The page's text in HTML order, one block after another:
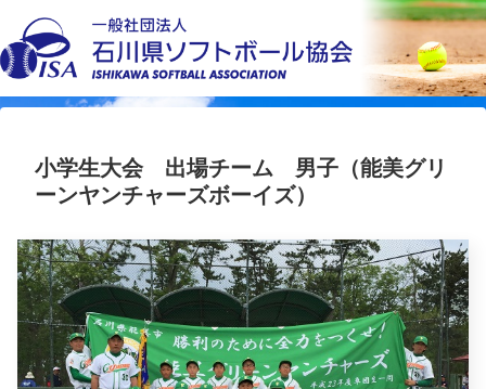
小学生大会 出場チーム 男子（能美グリ
ーンヤンチャーズボーイズ）